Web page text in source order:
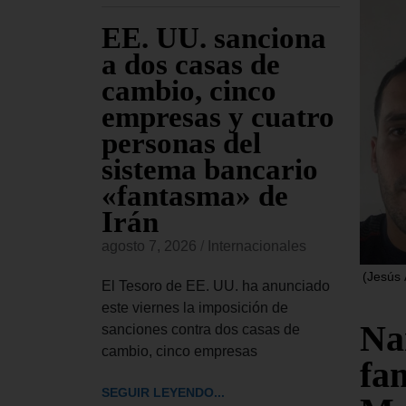
EE. UU. sanciona
a dos casas de
cambio, cinco
empresas y cuatro
personas del
sistema bancario
«fantasma» de
Irán
agosto 7, 2026 Internacionales
El Tesoro de EE. UU. ha anunciado
este viernes la imposición de
sanciones contra dos casas de
cambio, cinco empresas
SEGUIR LEYENDO...
El
el
(Jesús